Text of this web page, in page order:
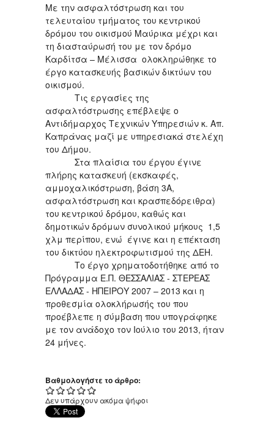
Με την ασφαλτόστρωση και του
τελευταίου τμήματος του κεντρικού
δρόμου του οικισμού Μαύρικα μέχρι και
τη διασταύρωσή του με τον δρόμο
Καρδίτσα – Μέλισσα ολοκληρώθηκε το
έργο κατασκευής βασικών δικτύων του
οικισμού.
Τις εργασίες της
ασφαλτόστρωσης επέβλεψε ο
Αντιδήμαρχος Τεχνικών Υπηρεσιών κ. Απ.
Καπράνας μαζί με υπηρεσιακά στελέχη
του Δήμου.
Στα πλαίσια του έργου έγινε
πλήρης κατασκευή (εκσκαφές,
αμμοχαλικόστρωση, βάση 3Α,
ασφαλτόστρωση και κρασπεδόρειθρα)
του κεντρικού δρόμου, καθώς και
δημοτικών δρόμων συνολικού μήκους 1,5
χλμ περίπου, ενώ έγινε και η επέκταση
του δικτύου ηλεκτροφωτισμού της ΔΕΗ.
Το έργο χρηματοδοτήθηκε από το
Πρόγραμμα Ε.Π. ΘΕΣΣΑΛΙΑΣ - ΣΤΕΡΕΑΣ
ΕΛΛΑΔΑΣ - ΗΠΕΙΡΟΥ 2007 – 2013 και η
προθεσμία ολοκλήρωσής του που
προέβλεπε η σύμβαση που υπογράφηκε
με τον ανάδοχο τον Ιούλιο του 2013, ήταν
24 μήνες.
Βαθμολογήστε το άρθρο:
Δεν υπάρχουν ακόμα ψήφοι